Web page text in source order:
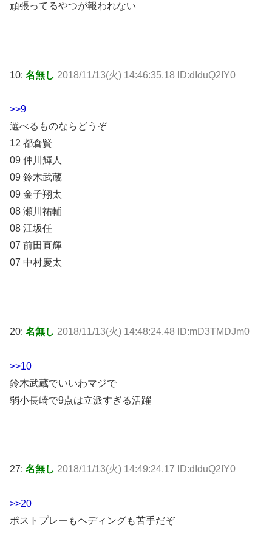
頑張ってるやつが報われない
10: 名無し 2018/11/13(火) 14:46:35.18 ID:dIduQ2IY0
>>9
選べるものならどうぞ
12 都倉賢
09 仲川輝人
09 鈴木武蔵
09 金子翔太
08 瀬川祐輔
08 江坂任
07 前田直輝
07 中村慶太
20: 名無し 2018/11/13(火) 14:48:24.48 ID:mD3TMDJm0
>>10
鈴木武蔵でいいわマジで
弱小長崎で9点は立派すぎる活躍
27: 名無し 2018/11/13(火) 14:49:24.17 ID:dIduQ2IY0
>>20
ポストプレーもヘディングも苦手だぞ